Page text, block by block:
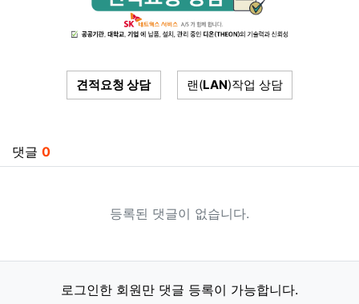
견적요청 상담 랜(LAN)작업 상담
댓글 0
등록된 댓글이 없습니다.
로그인한 회원만 댓글 등록이 가능합니다.